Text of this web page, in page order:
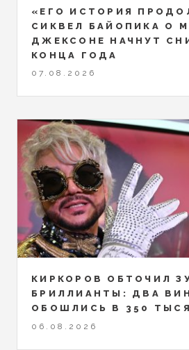
«ЕГО ИСТОРИЯ
СИКВЕЛ БАЙОПИКА О
ДЖЕКСОНЕ НАЧНУТ
КОНЦА ГОДА
07.08.2026
КИРКОРОВ ОБТОЧИЛ
БРИЛЛИАНТЫ: ДВА
ОБОШЛИСЬ В 350
06.08.2026